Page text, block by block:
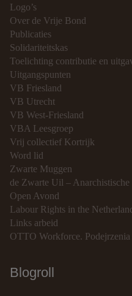
Logo’s
Over de Vrije Bond
Publicaties
Solidariteitskas
Toelichting contributie en
Uitgangspunten
VB Friesland
VB Utrecht
VB West-Friesland
VBA Leesgroep
Vrij collectief Kortrijk
Word lid
Zwarte Muggen
de Zwarte Uil –
Open Avond
Labour Rights in the
Links arbeid
OTTO Workforce.
Blogroll